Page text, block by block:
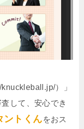
）」
して、安心でき
ントくんをおス